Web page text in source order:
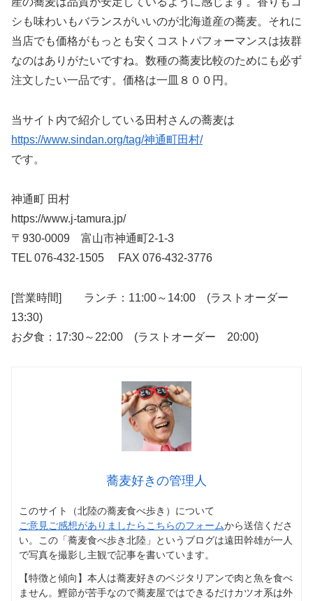
シも味わいもバランスがいいのが北海道産の蕎麦。それに
当店でも価格がもっとも安くコストパフォーマンスは抜群
なのはありがたいですね。数種の蕎麦比較のためにも必ず
注文したい一品です。価格は一皿８００円。
当サイト内で紹介している田村さんの蕎麦は
https://www.sindan.org/tag/神通町田村/
です。
神通町 田村
https://www.j-tamura.jp/
〒930-0009 富山市神通町2-1-3
TEL 076-432-1505 FAX 076-432-3776
[営業時間] ランチ：11:00～14:00 (ラストオーダー
13:30)
お夕食：17:30～22:00 (ラストオーダー 20:00)
蕎麦好きの管理人
このサイト（北陸の蕎麦食べ歩き）について
ご意見ご感想がありましたらこちらのフォームから送信くださ
い。この「蕎麦食べ歩き北陸」というブログは遠田幹雄が一人
で写真を撮影し主観で記事を書いています。
【特徴と傾向】本人は蕎麦好きのベジタリアンで肉と魚を食べ
ません。鰹節が苦手なので蕎麦屋ではできるだけカツオ系は外